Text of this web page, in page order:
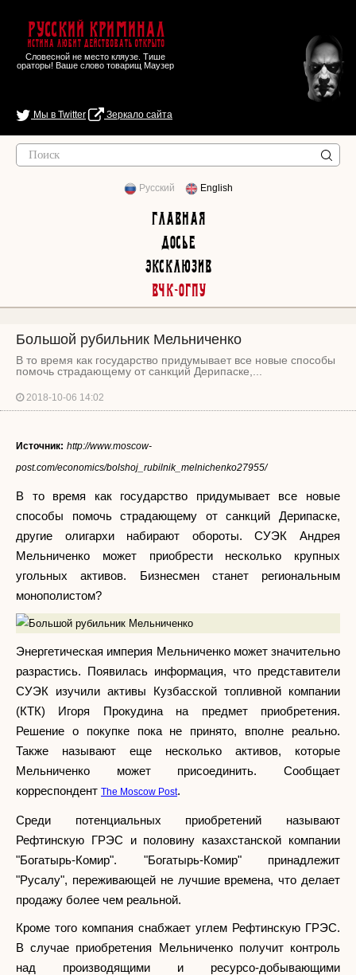
Русский Криминал
Истина любит действовать открыто
Словесной не место кляузе. Тише
ораторы! Ваше слово товарищ Маузер
Мы в Twitter Зеркало сайта
Русский English
Главная
Досье
Эксклюзив
ВЧК-ОГПУ
Большой рубильник Мельниченко
В то время как государство придумывает все новые способы
помочь страдающему от санкций Дерипаске,...
2018-10-06 14:02
Источник: http://www.moscow-
post.com/economics/bolshoj_rubilnik_melnichenko27955/
В то время как государство придумывает все новые
способы помочь страдающему от санкций Дерипаске,
другие олигархи набирают обороты. СУЭК Андрея
Мельниченко может приобрести несколько крупных
угольных активов. Бизнесмен станет региональным
монополистом?
Энергетическая империя Мельниченко может значительно
разрастись. Появилась информация, что представители
СУЭК изучили активы Кузбасской топливной компании
(КТК) Игоря Прокудина на предмет приобретения.
Решение о покупке пока не принято, вполне реально.
Также называют еще несколько активов, которые
Мельниченко может присоединить. Сообщает
корреспондент The Moscow Post.
Среди потенциальных приобретений называют
Рефтинскую ГРЭС и половину казахстанской компании
"Богатырь-Комир". "Богатырь-Комир" принадлежит
"Русалу", переживающей не лучшие времена, что делает
продажу более чем реальной.
Кроме того компания снабжает углем Рефтинскую ГРЭС.
В случае приобретения Мельниченко получит контроль
над производящими и ресурсо-добывающими